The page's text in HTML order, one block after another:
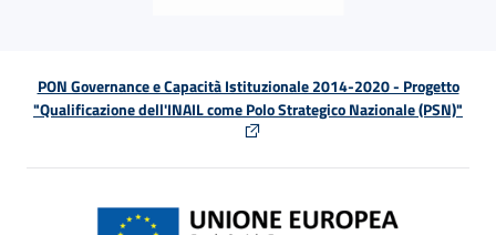
PON Governance e Capacità Istituzionale 2014-2020 - Progetto
"Qualificazione dell'INAIL come Polo Strategico Nazionale (PSN)"